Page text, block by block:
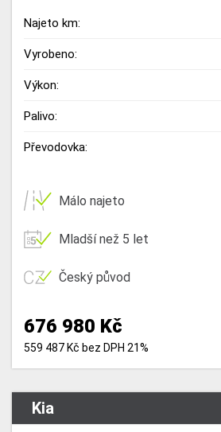
Najeto km:
Vyrobeno:
Výkon:
Palivo:
Převodovka:
Málo najeto
Mladší než 5 let
Český původ
676 980 Kč
559 487 Kč bez DPH 21%
Kia